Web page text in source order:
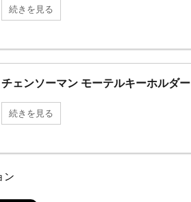
続きを見る
チェンソーマン モーテルキーホルダー
続きを見る
ン